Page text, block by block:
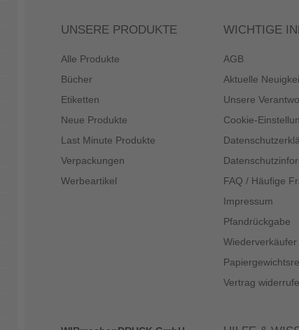
UNSERE PRODUKTE
Alle Produkte
Bücher
Etiketten
Neue Produkte
Last Minute Produkte
Verpackungen
Werbeartikel
WICHTIGE
AGB
Aktuelle
Unsere
Cookie-
FAQ / Häufige
Impressum
Pfandrückgabe
Wiederverkäufer
Vertrag